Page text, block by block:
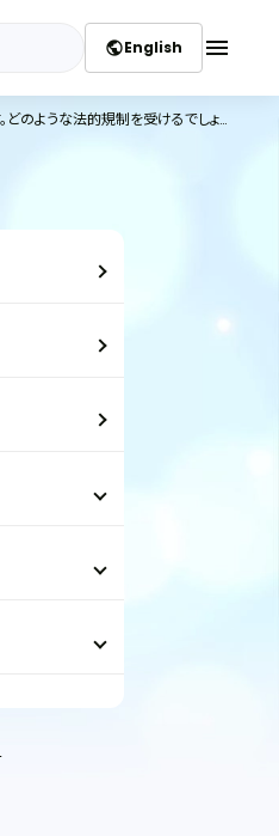
publicEnglish menu
当社は、ウェブ上で独自の電子マネー（バーチャルマネー）を発行し、これを流通させ、ウェブ上の各種店舗でその電子マネーを利用して買物ができるというビジネスモデルを検討しています。どのような法的規制を受けるでしょうか。